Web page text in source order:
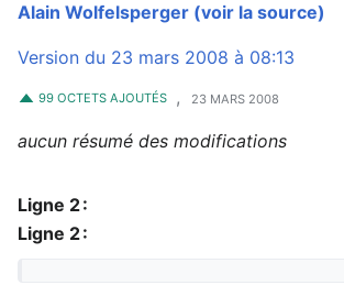
Alain Wolfelsperger (voir la source)
Version du 23 mars 2008 à 08:13
99 OCTETS AJOUTÉS , 23 MARS 2008
aucun résumé des modifications
Ligne 2 :
Ligne 2 :